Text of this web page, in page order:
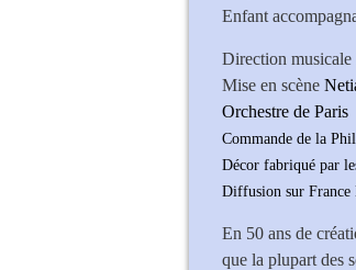
Enfant
Direction musicale
Mise en scène
Orchestre de Paris
Commande de la
Décor fabriqué par
Diffusion sur France
En 50 ans de
que la plupart des